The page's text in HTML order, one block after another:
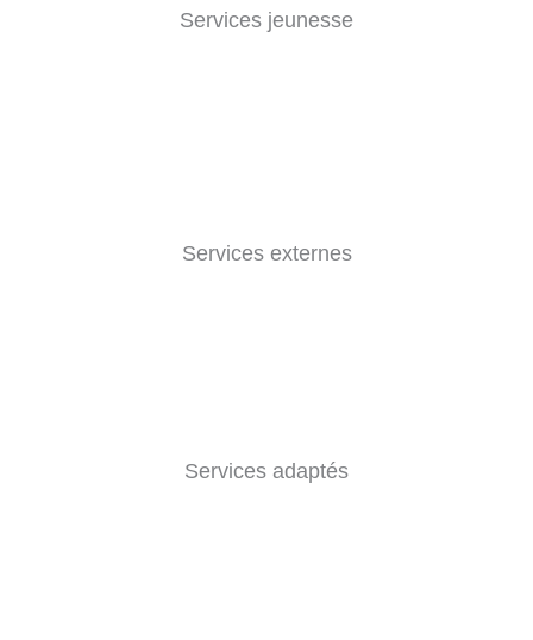
Services jeunesse
Services externes
Services adaptés